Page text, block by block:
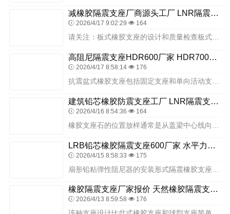
减橡胶隔震支座厂商源头工厂 LNR隔震支座500(II型) HDR橡胶支座厂家电话
2026/4/17 9:02:29 164
请关注：板式橡胶支座的设计和质量检查板式橡胶支座的质量检验板式橡胶支座的质量检验主要应依据公、铁路建筑盆式橡胶支座有关行业标准进行。隔震橡胶支座技术的应用是国际...
高阻尼隔震支座HDR600厂家 HDR700橡胶隔震支座 HDR900支座源头工厂
2026/4/17 8:58:14 176
建筑铅芯橡胶防震支座工厂 LNR隔震支座D420生产厂家 LRB1000橡胶隔震支座生产厂家
2026/4/16 8:54:36 164
LRB铅芯橡胶隔震支座600厂家 水平力分散型橡胶隔震支座生产厂家 HDR500高阻尼隔震支座
2026/4/15 8:58:33 175
橡胶隔震支座厂家报价 天然橡胶隔震支座厂家电话 HDR高阻尼橡胶(支座)
2026/4/13 8:59:58 176